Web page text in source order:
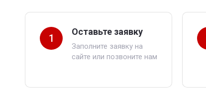
1
Оставьте заявку
Заполните заявку на
сайте или позвоните нам